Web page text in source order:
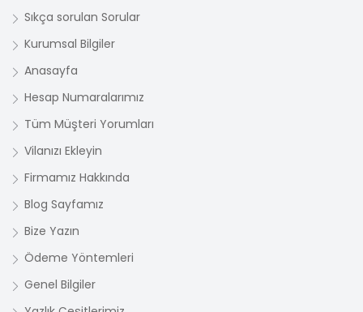
Sıkça sorulan Sorular
Kurumsal Bilgiler
Anasayfa
Hesap Numaralarımız
Tüm Müşteri Yorumları
Vilanızı Ekleyin
Firmamız Hakkında
Blog Sayfamız
Bize Yazın
Ödeme Yöntemleri
Genel Bilgiler